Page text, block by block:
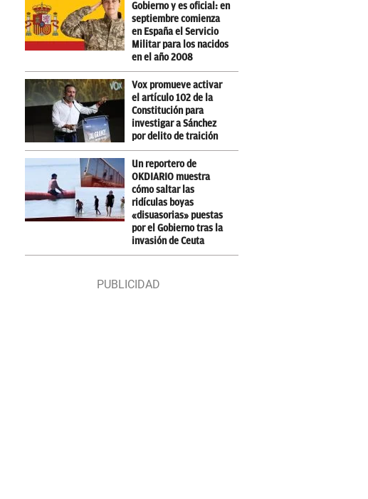
Gobierno y es oficial: en
septiembre comienza
en España el Servicio
Militar para los nacidos
en el año 2008
Vox promueve activar
el artículo 102 de la
Constitución para
investigar a Sánchez
por delito de traición
Un reportero de
OKDIARIO muestra
cómo saltar las
ridículas boyas
«disuasorias» puestas
por el Gobierno tras la
invasión de Ceuta